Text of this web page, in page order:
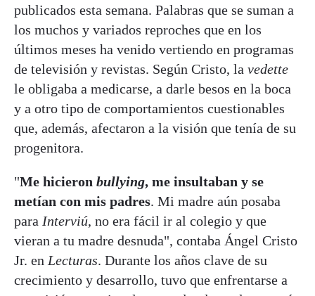
publicados esta semana. Palabras que se suman a
los muchos y variados reproches que en los
últimos meses ha venido vertiendo en programas
de televisión y revistas. Según Cristo, la vedette
le obligaba a medicarse, a darle besos en la boca
y a otro tipo de comportamientos cuestionables
que, además, afectaron a la visión que tenía de su
progenitora.
"Me hicieron bullying, me insultaban y se
metían con mis padres. Mi madre aún posaba
para Interviú, no era fácil ir al colegio y que
vieran a tu madre desnuda", contaba Ángel Cristo
Jr. en Lecturas. Durante los años clave de su
crecimiento y desarrollo, tuvo que enfrentarse a